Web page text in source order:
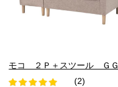
モコ ２Ｐ＋スツール ＧＧ
(2)